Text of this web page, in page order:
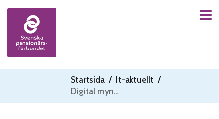
Skip to content
Startsida / It-aktuellt /
Digital myndighetspost 14.4.2026